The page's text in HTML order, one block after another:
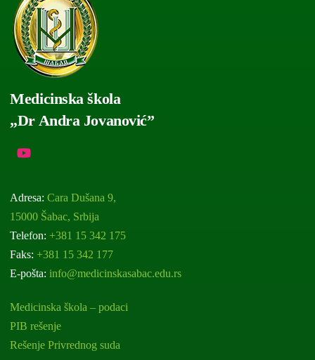
Medicinska škola
„Dr Andra Jovanović”
Adresa:Cara Dušana 9,
15000 Šabac, Srbija
Telefon: +381 15 342 175
Faks: +381 15 342 177
E-pošta:info@medicinskasabac.edu.rs
Medicinska škola – podaci
PIB rešenje
Rešenje Privrednog suda